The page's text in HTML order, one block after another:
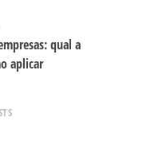
qual a
aplicar